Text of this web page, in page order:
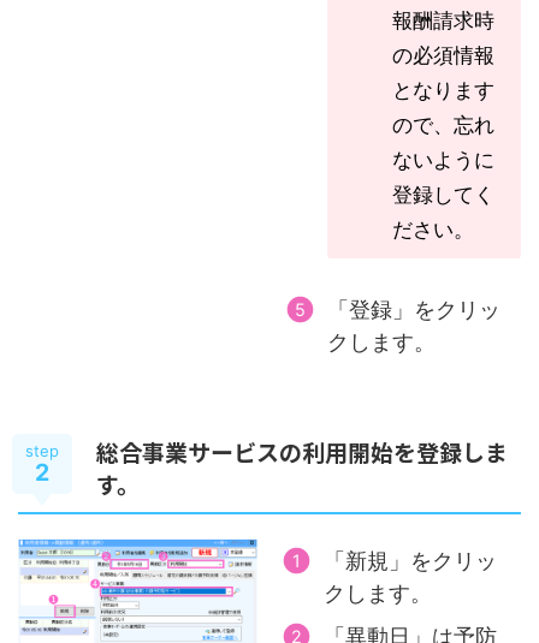
報酬請求時
の必須情報
となります
ので、忘れ
ないように
登録してく
ださい。
「登録」をクリッ
クします。
step
2
総合事業サービスの利用開始を登録しま
す。
「新規」をクリッ
クします。
「異動日」は予防